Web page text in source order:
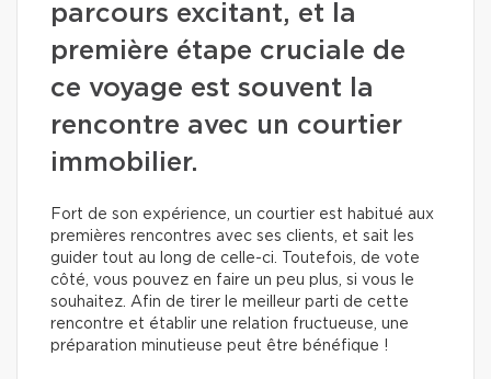
parcours excitant, et la
première étape cruciale de
ce voyage est souvent la
rencontre avec un courtier
immobilier.
Fort de son expérience, un courtier est habitué aux
premières rencontres avec ses clients, et sait les
guider tout au long de celle-ci. Toutefois, de vote
côté, vous pouvez en faire un peu plus, si vous le
souhaitez. Afin de tirer le meilleur parti de cette
rencontre et établir une relation fructueuse, une
préparation minutieuse peut être bénéfique !